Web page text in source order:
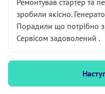
Ремонтував стартер та
зробили якісно.
Порадили що потрібно
Сервісом задоволений .